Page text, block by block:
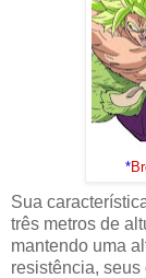
*
Sua
três metros de
mantendo uma
resistência,